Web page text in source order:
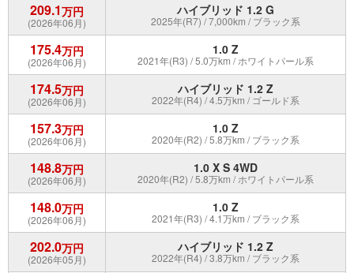
209.1万円
(2026年06月)
ハイブリッド 1.2 G
2025年(R7) / 7,000km / ブラック系
175.4万円
(2026年06月)
1.0 Z
2021年(R3) / 5.0万km / ホワイトパール系
174.5万円
(2026年06月)
ハイブリッド 1.2 Z
2022年(R4) / 4.5万km / ゴールド系
157.3万円
(2026年06月)
1.0 Z
2020年(R2) / 5.8万km / ブラック系
148.8万円
(2026年06月)
1.0 X S 4WD
2020年(R2) / 5.8万km / ホワイトパール系
148.0万円
(2026年06月)
1.0 Z
2021年(R3) / 4.1万km / ブラック系
202.0万円
(2026年05月)
ハイブリッド 1.2 Z
2022年(R4) / 3.8万km / ブラック系